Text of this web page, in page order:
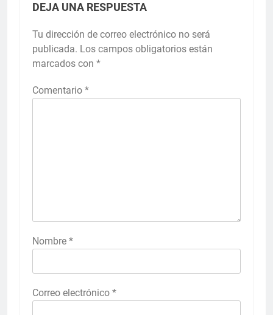
DEJA UNA RESPUESTA
Tu dirección de correo electrónico no será
publicada. Los campos obligatorios están
marcados con *
Comentario *
Nombre *
Correo electrónico *